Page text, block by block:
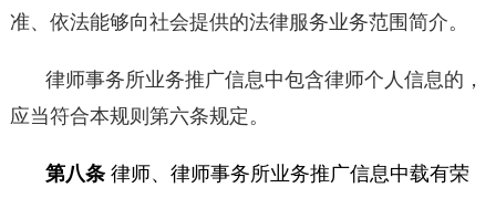
准、依法能够向社会提供的法律服务业务范围简介。
律师事务所业务推广信息中包含律师个人信息的，
应当符合本规则第六条规定。
第八条 律师、律师事务所业务推广信息中载有荣